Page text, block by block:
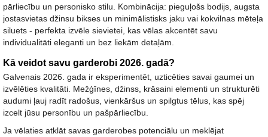
pārliecību un personisko stilu. Kombinācija: pieguļošs bodijs, augsta
jostasvietas džinsu bikses un minimālistisks jaku vai kokvilnas mēteļa
siluets - perfekta izvēle sievietei, kas vēlas akcentēt savu
individualitāti eleganti un bez liekām detaļām.
Kā veidot savu garderobi 2026. gadā?
Galvenais 2026. gada ir eksperimentēt, uzticēties savai gaumei un
izvēlēties kvalitāti. Mežģīnes, džinss, krāsaini elementi un strukturēti
audumi ļauj radīt radošus, vienkāršus un spilgtus tēlus, kas spēj
izcelt jūsu personību un pašpārliecību.
Ja vēlaties atklāt savas garderobes potenciālu un meklējat